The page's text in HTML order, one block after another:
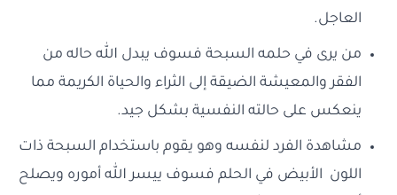
العاجل.
من يرى في حلمه السبحة فسوف يبدل الله حاله من
الفقر والمعيشة الضيقة إلى الثراء والحياة الكريمة مما
ينعكس على حالته النفسية بشكل جيد.
مشاهدة الفرد لنفسه وهو يقوم باستخدام السبحة ذات
اللون الأبيض في الحلم فسوف ييسر الله أموره ويصلح